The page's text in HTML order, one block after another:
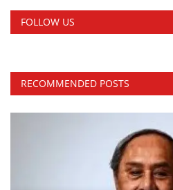
FOLLOW US
RECOMMENDED POSTS